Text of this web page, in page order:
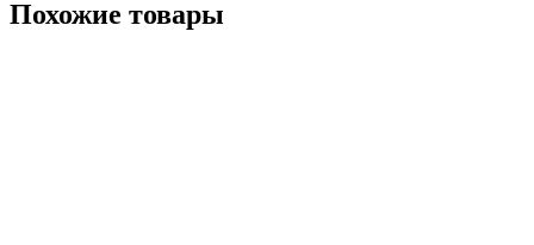
Похожие товары